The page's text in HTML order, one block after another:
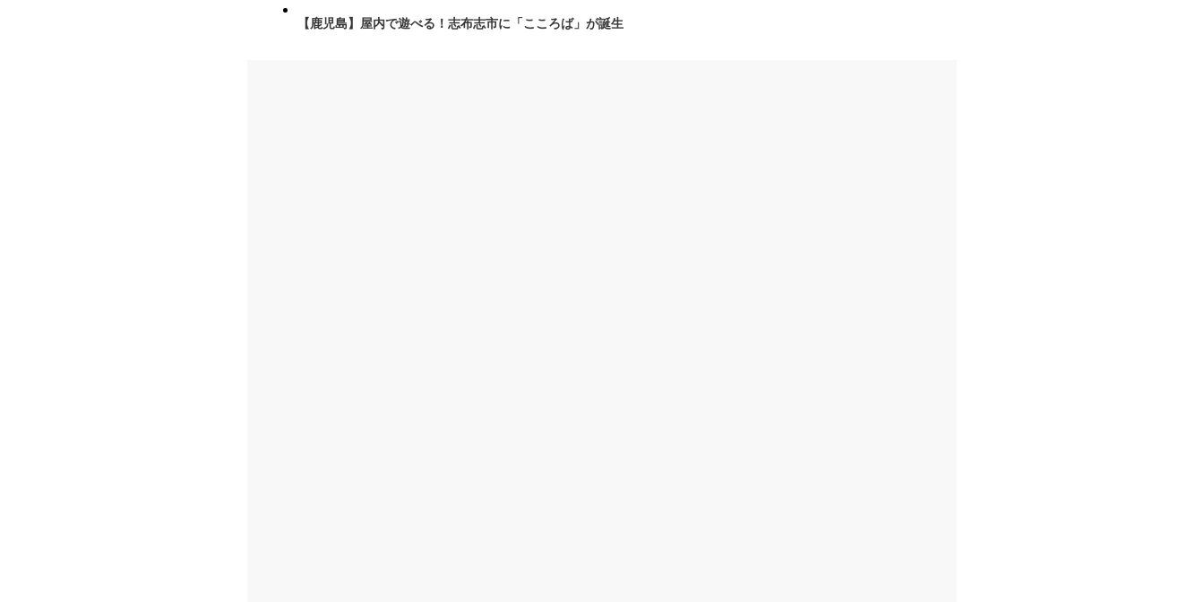
【鹿児島】屋内で遊べる！志布志市に「こころば」が誕生